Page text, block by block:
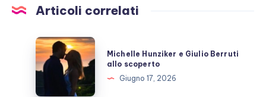
Articoli correlati
Michelle
Hunziker
e
Michelle Hunziker e Giulio Berruti
allo scoperto
Giugno 17, 2026